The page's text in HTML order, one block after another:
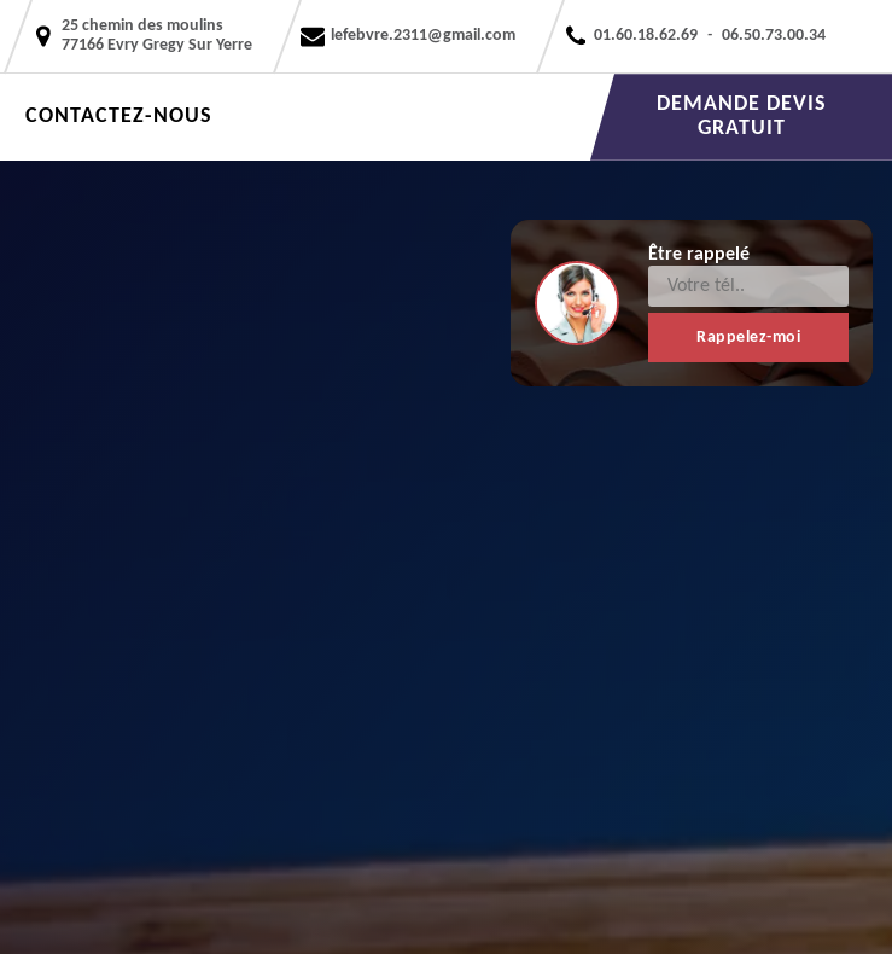
25 chemin des moulins
77166 Evry Gregy Sur Yerre
lefebvre.2311@gmail.com 01.60.18.62.69 - 06.50.73.00.34
CONTACTEZ-NOUS
DEMANDE DEVIS
GRATUIT
Être rappelé